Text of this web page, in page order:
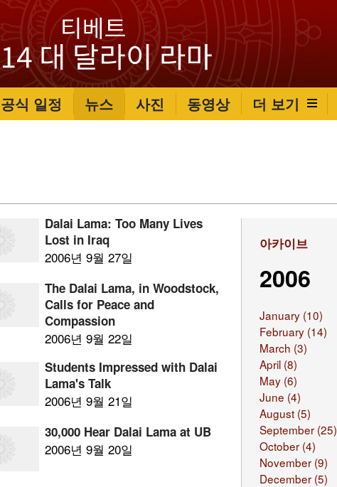
공식 일정 뉴스 사진 동영상 더 보기
Dalai Lama: Too Many Lives
Lost in Iraq
2006년 9월 27일
The Dalai Lama, in Woodstock,
Calls for Peace and
Compassion
2006년 9월 22일
Students Impressed with Dalai
Lama's Talk
2006년 9월 21일
30,000 Hear Dalai Lama at UB
2006년 9월 20일
아카이브
2006
January (10)
February (14)
March (3)
April (8)
May (6)
June (4)
August (5)
September (25)
October (4)
November (9)
December (5)